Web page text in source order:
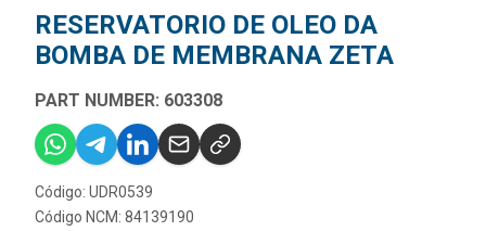
RESERVATORIO DE OLEO DA
BOMBA DE MEMBRANA ZETA
PART NUMBER: 603308
Código: UDR0539
Código NCM: 84139190